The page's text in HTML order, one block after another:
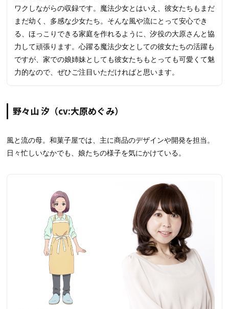
ワクしながらの収録です。魔法少女とはいえ、彼女たちもまだ
まだ幼く、多感な少女たち。そんな風や流にとって安心でき
る、ほっこりできる家庭を作れるように、汐役の大原さんと協
力して頑張ります。心躍る魔法少女としての彼女たちの活躍も
ですが、家での娘姉妹としても彼女たちもとっても可愛くて魅
力的なので、ぜひご注目いただければと思います。
野々山 汐（cv:大原めぐみ）
風と流の母。和菓子屋では、主に商品のデザインや開発を担当。
日々忙しいなかでも、娘たちの様子を気にかけている。